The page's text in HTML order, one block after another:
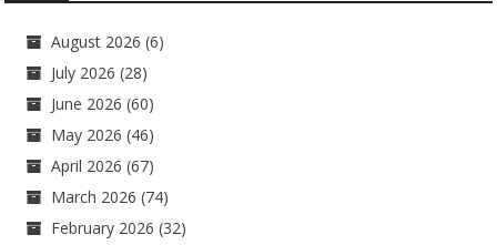
August 2026 (6)
July 2026 (28)
June 2026 (60)
May 2026 (46)
April 2026 (67)
March 2026 (74)
February 2026 (32)